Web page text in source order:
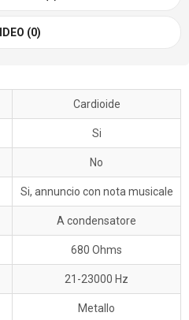
(0)
Cardioide
Si
No
Si, annuncio con nota musicale
A condensatore
680 Ohms
21-23000 Hz
Metallo